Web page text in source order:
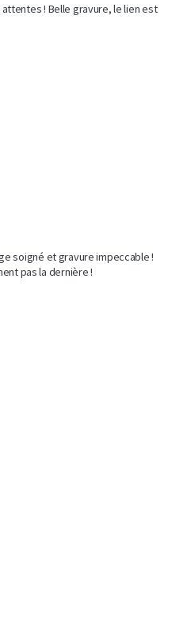
! Belle gravure, le lien est
soigné et gravure impeccable !
pas la dernière !